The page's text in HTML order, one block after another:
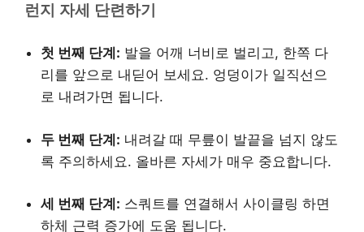
런지 자세 단련하기
첫 번째 단계: 발을 어깨 너비로 벌리고, 한쪽 다
리를 앞으로 내딛어 보세요. 엉덩이가 일직선으
로 내려가면 됩니다.
두 번째 단계: 내려갈 때 무릎이 발끝을 넘지 않도
록 주의하세요. 올바른 자세가 매우 중요합니다.
세 번째 단계: 스쿼트를 연결해서 사이클링 하면
하체 근력 증가에 도움 됩니다.